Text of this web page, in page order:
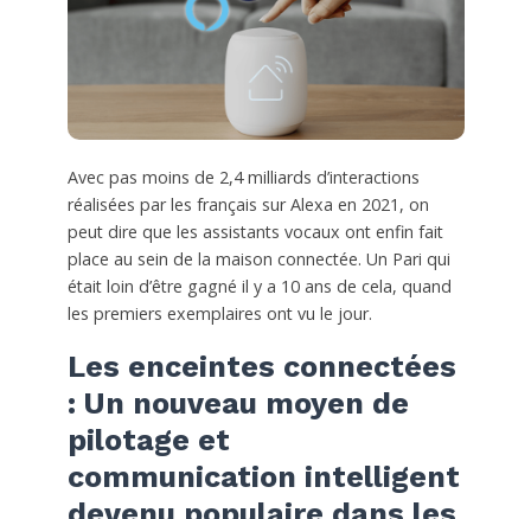
Avec pas moins de 2,4 milliards d’interactions
réalisées par les français sur Alexa en 2021, on
peut dire que les assistants vocaux ont enfin fait
place au sein de la maison connectée. Un Pari qui
était loin d’être gagné il y a 10 ans de cela, quand
les premiers exemplaires ont vu le jour.
Les enceintes connectées
: Un nouveau moyen de
pilotage et
communication intelligent